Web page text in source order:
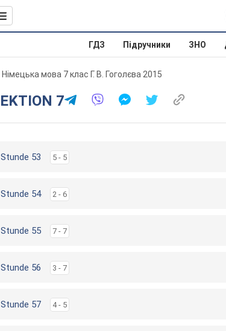
ГДЗ Підручники ЗНО
Німецька мова 7 клас Г. В. Гоголєва 2015
LEKTION 7
Stunde 53 5 - 5
Stunde 54 2 - 6
Stunde 55 7 - 7
Stunde 56 3 - 7
Stunde 57 4 - 5